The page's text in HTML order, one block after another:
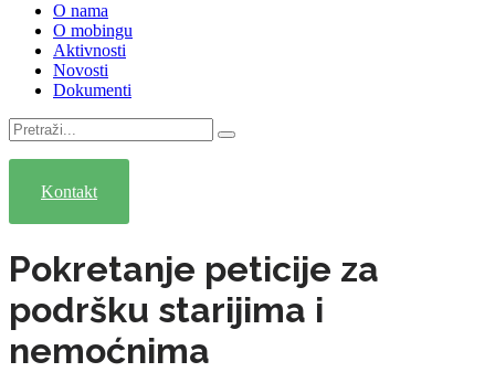
O nama
O mobingu
Aktivnosti
Novosti
Dokumenti
Pretraga
za:
Kontakt
Pokretanje peticije za
podršku starijima i
nemoćnima